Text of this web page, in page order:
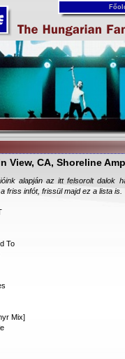
View, CA, Shoreline
alapján az itt felsorolt dalok
friss infót, frissül majd ez a lista is.
To
Mix]